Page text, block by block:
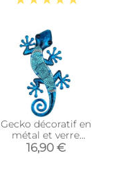
Gecko décoratif en
métal et verre
Arabesque
16,90 €